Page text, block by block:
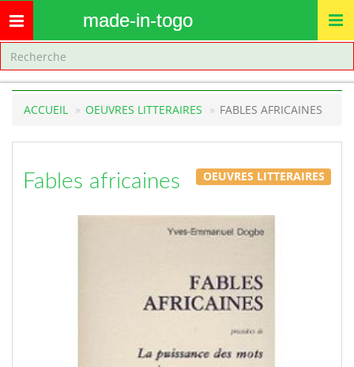
Toggle
navigation
made-in-togo
ACCUEIL OEUVRES LITTERAIRES FABLES AFRICAINES
Fables africaines OEUVRES LITTERAIRES